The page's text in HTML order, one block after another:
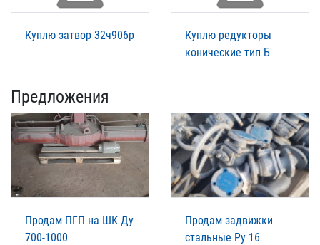
Куплю затвор 32ч906р
Куплю редукторы
конические тип Б
Предложения
Продам ПГП на ШК Ду
700-1000
Продам задвижки
стальные Ру 16